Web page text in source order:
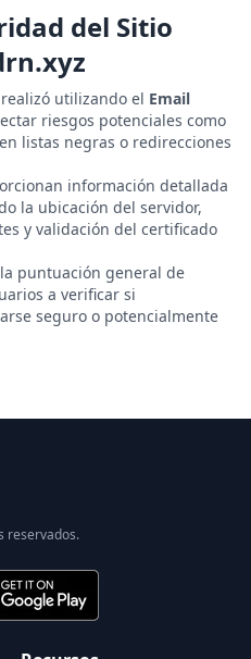
del Sitio
utilizando el Email
riesgos potenciales como
listas negras o redirecciones
información detallada
la ubicación del servidor,
y validación del certificado
puntuación general de
a verificar si
seguro o potencialmente
reservados.